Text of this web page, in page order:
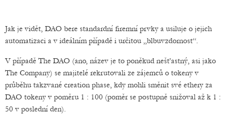
Jak je vidět, DAO bere standardní firemní prvky a usiluje o jejich
automatizaci a v ideálním případě i určitou „blbuvzdornost“.
V případě The DAO (ano, název je to poněkud nešťastný, asi jako
The Company) se majitelé rekrutovali ze zájemců o tokeny v
průběhu takzvané creation phase, kdy mohli směnit své ethery za
DAO tokeny v poměru 1 : 100 (poměr se postupně snižoval až k 1 :
50 v poslední den).